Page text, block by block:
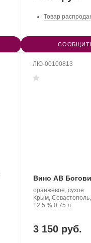
Товар
ЛЮ-00100813
Вино АВ
Производитель:
Bogovich
Wine
оранжевое, сухое.
Регион:
Крым, Севастополь,
Крепость
12.5 %. Объем
0.75 л
3 150 руб.